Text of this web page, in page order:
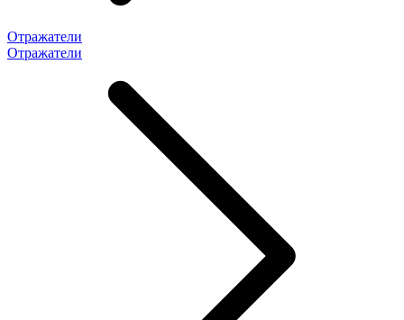
Отражатели
Отражатели